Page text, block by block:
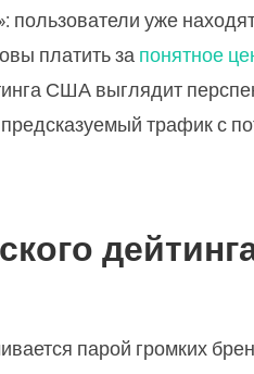
пользователи уже
платить за понятное
США выглядит
трафик с
парой громких